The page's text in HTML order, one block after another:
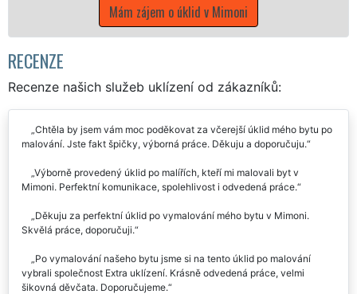
Mám zájem o úklid v Mimoni
RECENZE
Recenze našich služeb uklízení od zákazníků:
Chtěla by jsem vám moc poděkovat za včerejší úklid mého bytu po
malování. Jste fakt špičky, výborná práce. Děkuju a doporučuju.
Výborně provedený úklid po malířích, kteří mi malovali byt v
Mimoni. Perfektní komunikace, spolehlivost i odvedená práce.
Děkuju za perfektní úklid po vymalování mého bytu v Mimoni.
Skvělá práce, doporučuji.
Po vymalování našeho bytu jsme si na tento úklid po malování
vybrali společnost Extra uklízení. Krásně odvedená práce, velmi
šikovná děvčata. Doporučujeme.